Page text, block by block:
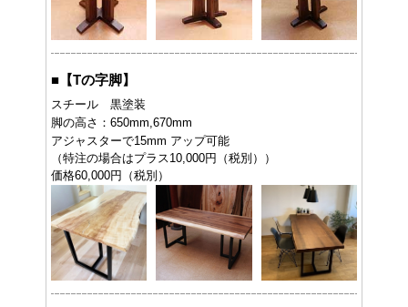
■ 【Tの字脚】
スチール 黒塗装
脚の高さ：650mm,670mm
アジャスターで15mm アップ可能
（特注の場合はプラス10,000円（税別））
価格60,000円（税別）